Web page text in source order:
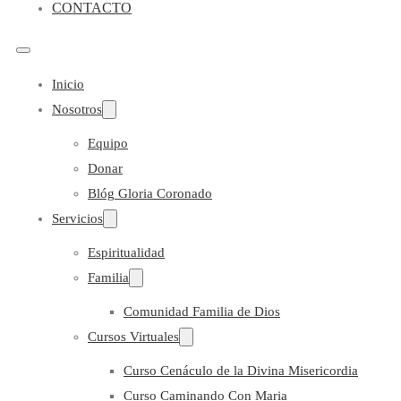
CONTACTO
Inicio
Nosotros
Equipo
Donar
Blóg Gloria Coronado
Servicios
Espiritualidad
Familia
Comunidad Familia de Dios
Cursos Virtuales
Curso Cenáculo de la Divina Misericordia
Curso Caminando Con Maria